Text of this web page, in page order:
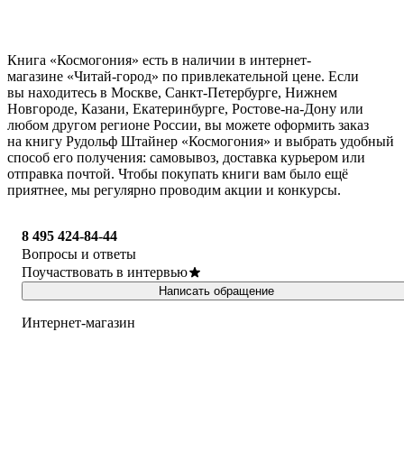
Книга «Космогония» есть в наличии в интернет-
магазине «Читай-город» по привлекательной цене. Если
вы находитесь в Москве, Санкт-Петербурге, Нижнем
Новгороде, Казани, Екатеринбурге, Ростове-на-Дону или
любом другом регионе России, вы можете оформить заказ
на книгу Рудольф Штайнер «Космогония» и выбрать удобный
способ его получения: самовывоз, доставка курьером или
отправка почтой. Чтобы покупать книги вам было ещё
приятнее, мы регулярно проводим акции и конкурсы.
8 495 424-84-44
Вопросы и ответы
Поучаствовать в интервью
Написать обращение
Интернет-магазин